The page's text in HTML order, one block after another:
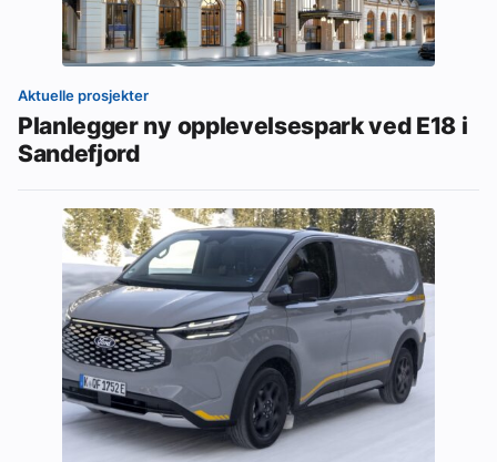
Aktuelle prosjekter
Planlegger ny opplevelsespark ved E18 i
Sandefjord